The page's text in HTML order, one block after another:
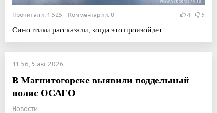
Прочитали: 1 525 Комментарии: 0 4 5
Синоптики рассказали, когда это произойдет.
11:56, 5 авг 2026
В Магнитогорске выявили поддельный
полис ОСАГО
Новости